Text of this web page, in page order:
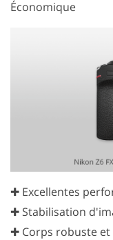
Économique
✚ Excellentes
✚ Stabilisation
✚ Corps robuste